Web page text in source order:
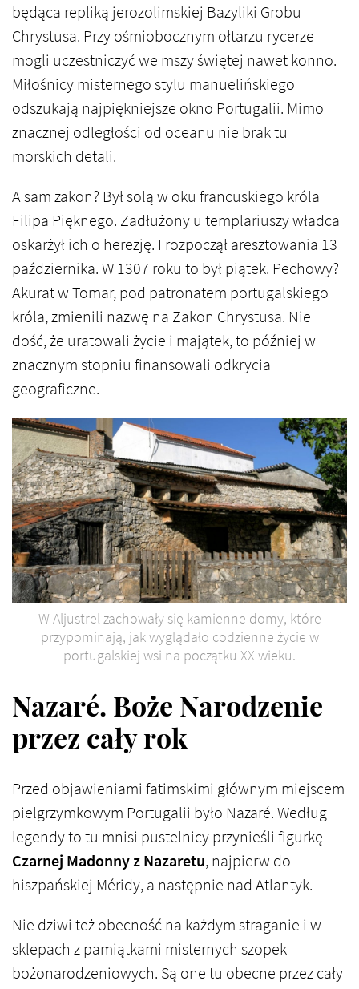
będąca repliką jerozolimskiej Bazyliki Grobu
Chrystusa. Przy ośmiobocznym ołtarzu rycerze
mogli uczestniczyć we mszy świętej nawet konno.
Miłośnicy misternego stylu manuelińskiego
odszukają najpiękniejsze okno Portugalii. Mimo
znacznej odległości od oceanu nie brak tu
morskich detali.
A sam zakon? Był solą w oku francuskiego króla
Filipa Pięknego. Zadłużony u templariuszy władca
oskarżył ich o herezję. I rozpoczął aresztowania 13
października. W 1307 roku to był piątek. Pechowy?
Akurat w Tomar, pod patronatem portugalskiego
króla, zmienili nazwę na Zakon Chrystusa. Nie
dość, że uratowali życie i majątek, to później w
znacznym stopniu finansowali odkrycia
geograficzne.
W Aljustrel zachowały się kamienne domy, które
przypominają, jak wyglądało codzienne życie w
portugalskiej wsi na początku XX wieku.
Nazaré. Boże Narodzenie
przez cały rok
Przed objawieniami fatimskimi głównym miejscem
pielgrzymkowym Portugalii było Nazaré. Według
legendy to tu mnisi pustelnicy przynieśli figurkę
Czarnej Madonny z Nazaretu, najpierw do
hiszpańskiej Méridy, a następnie nad Atlantyk.
Nie dziwi też obecność na każdym straganie i w
sklepach z pamiątkami misternych szopek
bożonarodzeniowych. Są one tu obecne przez cały